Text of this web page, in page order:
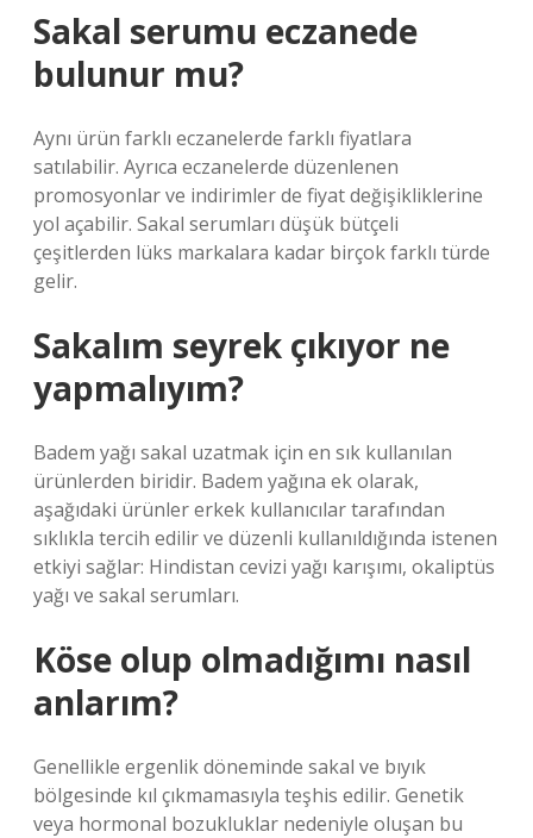
Sakal serumu eczanede
bulunur mu?
Aynı ürün farklı eczanelerde farklı fiyatlara
satılabilir. Ayrıca eczanelerde düzenlenen
promosyonlar ve indirimler de fiyat değişikliklerine
yol açabilir. Sakal serumları düşük bütçeli
çeşitlerden lüks markalara kadar birçok farklı türde
gelir.
Sakalım seyrek çıkıyor ne
yapmalıyım?
Badem yağı sakal uzatmak için en sık kullanılan
ürünlerden biridir. Badem yağına ek olarak,
aşağıdaki ürünler erkek kullanıcılar tarafından
sıklıkla tercih edilir ve düzenli kullanıldığında istenen
etkiyi sağlar: Hindistan cevizi yağı karışımı, okaliptüs
yağı ve sakal serumları.
Köse olup olmadığımı nasıl
anlarım?
Genellikle ergenlik döneminde sakal ve bıyık
bölgesinde kıl çıkmamasıyla teşhis edilir. Genetik
veya hormonal bozukluklar nedeniyle oluşan bu